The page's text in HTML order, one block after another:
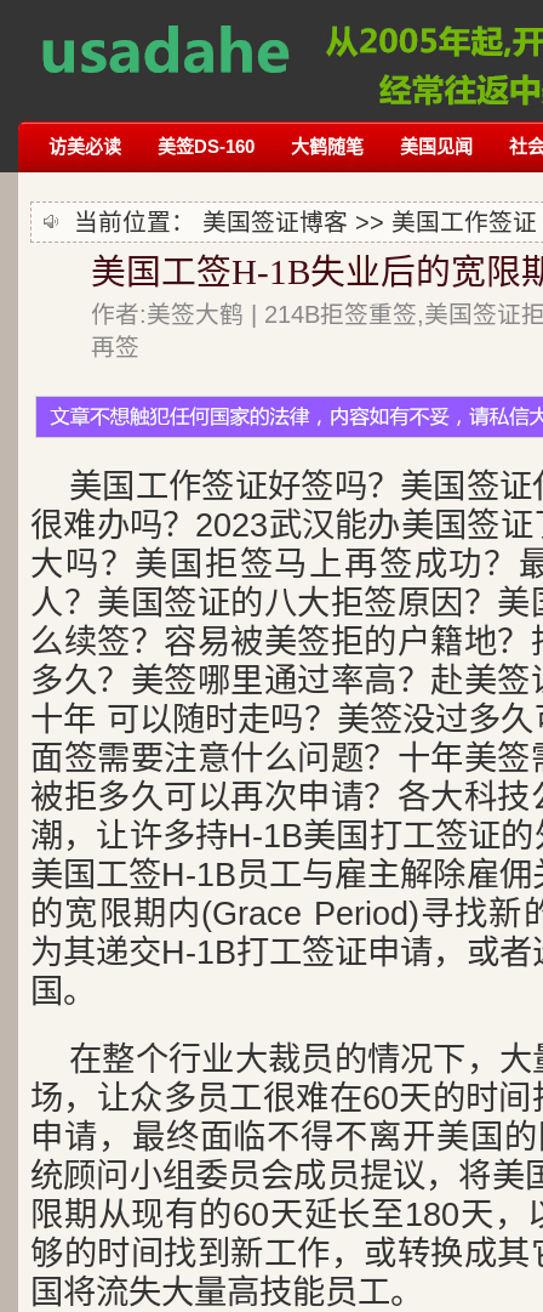
访美必读 美签DS-160 大鹤随笔 美国见闻 社
当前位置： 美国签证博客 >> 美国工作签证
美国工签H-1B失业后的宽限
作者:美签大鹤 | 214B拒签重签,美国签证
再签
美国工作签证好签吗？美国签
很难办吗？2023武汉能办美国签
大吗？美国拒签马上再签成功？
人？美国签证的八大拒签原因？
么续签？容易被美签拒的户籍地
多久？美签哪里通过率高？赴美
十年 可以随时走吗？美签没过多
面签需要注意什么问题？十年美
被拒多久可以再次申请？各大科
潮，让许多持H-1B美国打工签证
美国工签H-1B员工与雇主解除雇
的宽限期内(Grace Period)寻找新
为其递交H-1B打工签证申请，或
国。
在整个行业大裁员的情况下，
场，让众多员工很难在60天的时
申请，最终面临不得不离开美国
统顾问小组委员会成员提议，将美
限期从现有的60天延长至180天
够的时间找到新工作，或转换成
国将流失大量高技能员工。